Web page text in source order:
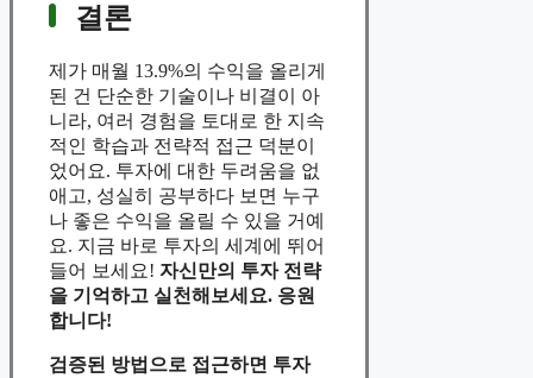
결론
제가 매월 13.9%의 수익을 올리게
된 건 단순한 기술이나 비결이 아
니라, 여러 경험을 토대로 한 지속
적인 학습과 전략적 접근 덕분이
었어요. 투자에 대한 두려움을 없
애고, 성실히 공부하다 보면 누구
나 좋은 수익을 올릴 수 있을 거예
요. 지금 바로 투자의 세계에 뛰어
들어 보세요! 자신만의 투자 전략
을 기억하고 실천해보세요. 응원
합니다!
검증된 방법으로 접근하면 투자